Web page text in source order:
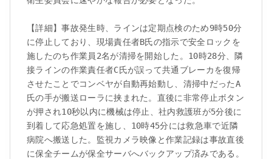
【詳細】事故発生時、ラインは定期点検のため9時50分
に停止しており、現場責任者B氏の指示で安全ロックを
施したのち作業員2名が清掃を開始した。10時28分、隣
接ラインの作業責任者C氏が誤って共通ブレーカを復帰
させたことでコンベヤが自動再始動し、清掃中だったA
氏の手が搬送ローラに挟まれた。直後に非常停止ボタン
が押され10秒以内に機械は停止、社内救護班が5分後に
到着して応急処置を施し、10時45分には救急車で近隣
病院へ搬送した。監視カメラ映像と作業記録は事故直後
に保全チームが保全サーバへバックアップ済みである。